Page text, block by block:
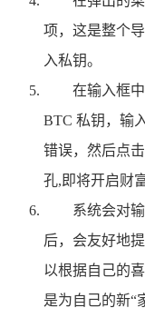
项，这是整个
入私钥。
在输入框
BTC 私钥，输
错误，然后点
孔,即将开启财
系统会对
后，会友好地
以根据自己的
是为自己的新“